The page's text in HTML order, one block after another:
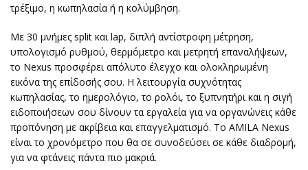
τρέξιμο, η κωπηλασία ή η κολύμβηση.
Με 30 μνήμες split και lap, διπλή αντίστροφη μέτρηση,
υπολογισμό ρυθμού, θερμόμετρο και μετρητή επαναλήψεων,
το Nexus προσφέρει απόλυτο έλεγχο και ολοκληρωμένη
εικόνα της επίδοσής σου. Η λειτουργία συχνότητας
κωπηλασίας, το ημερολόγιο, το ρολόι, το ξυπνητήρι και η σιγή
ειδοποιήσεων σου δίνουν τα εργαλεία για να οργανώνεις κάθε
προπόνηση με ακρίβεια και επαγγελματισμό. Το AMILA Nexus
είναι το χρονόμετρο που θα σε συνοδεύσει σε κάθε διαδρομή,
για να φτάνεις πάντα πιο μακριά.